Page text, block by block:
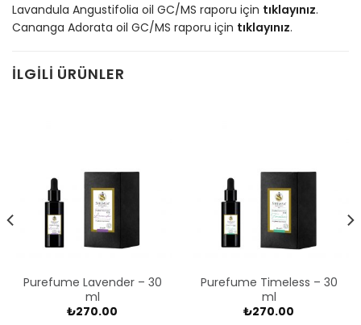
Lavandula Angustifolia oil GC/MS raporu için tıklayınız.
Cananga Adorata oil GC/MS raporu için tıklayınız.
İLGILI ÜRÜNLER
Purefume Lavender – 30
ml
₺270.00
Purefume Timeless – 30
ml
₺270.00